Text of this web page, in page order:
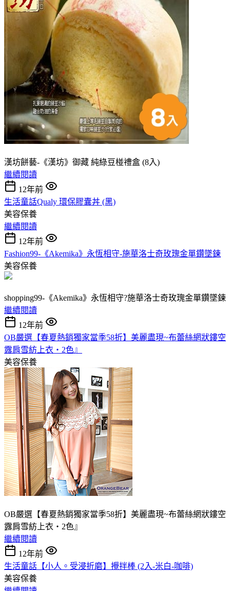
漢坊餅藝-《漢坊》御藏 純綠豆椪禮盒 (8入)
繼續閱讀
12年前
生活童話Qualy 環保膠囊丼 (黑)
美容保養
繼續閱讀
12年前
Fashion99-《Akemika》永恆相守-施華洛士奇玫瑰金單鑽墜鍊
美容保養
shopping99-《Akemika》永恆相守?施華洛士奇玫瑰金單鑽墜鍊
繼續閱讀
12年前
OB嚴選【春夏熱銷獨家當季58折】美麗盡現~布蕾絲網狀鏤空
露肩雪紡上衣‧2色』
美容保養
OB嚴選【春夏熱銷獨家當季58折】美麗盡現~布蕾絲網狀鏤空
露肩雪紡上衣‧2色』
繼續閱讀
12年前
生活童話【小人。受浸折磨】攪拌棒 (2入-米白-咖啡)
美容保養